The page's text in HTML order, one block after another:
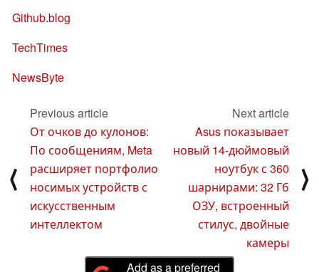
Github.blog
TechTimes
NewsByte
⟨
Previous article
От очков до кулонов:
По сообщениям, Meta
расширяет портфолио
носимых устройств с
искусственным
интеллектом
Next article
Asus показывает
новый 14-дюймовый
ноутбук с 360
шарнирами: 32 Гб
ОЗУ, встроенный
стилус, двойные
камеры
⟩
Add as a preferred